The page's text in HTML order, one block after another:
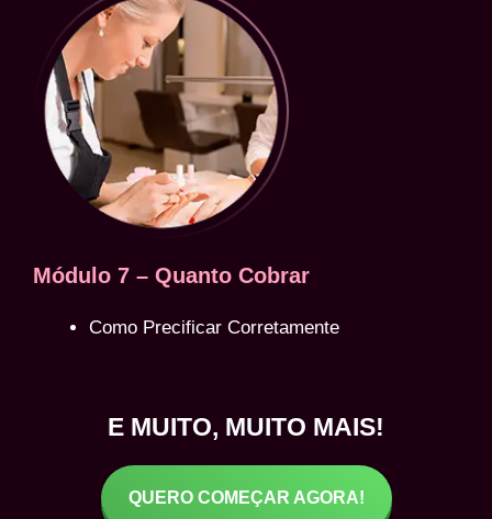
Módulo 7 – Quanto Cobrar
Como Precificar Corretamente
E MUITO, MUITO MAIS!
QUERO COMEÇAR AGORA!